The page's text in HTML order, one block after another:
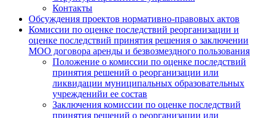
Контакты
Обсуждения проектов нормативно-правовых актов
Комиссии по оценке последствий реорганизации и
оценке последствий принятия решения о заключении
МОО договора аренды и безвозмездного пользования
Положение о комиссии по оценке последствий
принятия решений о реорганизации или
ликвидации муниципальных образовательных
учрежденийи ее состав
Заключения комиссии по оценке последствий
принятия решений о реорганизации или